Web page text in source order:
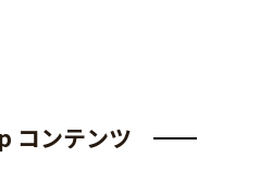
コンテンツ